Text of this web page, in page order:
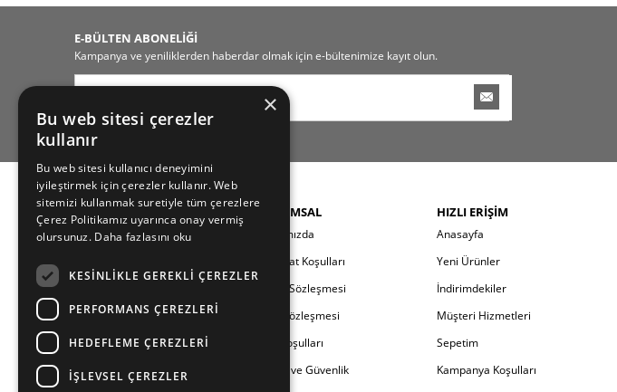
E-BÜLTEN ABONELİĞİ
Kampanya ve yeniliklerden haberdar olmak için e-bültenimize kayıt olun.
KATEGORILER
Yeni Sezon
Çocuk
Aile
Berland
KURUMSAL
Hakkımızda
Teslimat Koşulları
Üyelik Sözleşmesi
Satış Sözleşmesi
İade Koşulları
Gizlilik ve Güvenlik
HIZLI ERIŞIM
Anasayfa
Yeni Ürünler
İndirimdekiler
Müşteri Hizmetleri
Sepetim
Kampanya Koşulları
×
Bu web sitesi çerezler
kullanır
Bu web sitesi kullanıcı deneyimini
iyileştirmek için çerezler kullanır. Web
sitemizi kullanmak suretiyle tüm çerezlere
Çerez Politikamız uyarınca onay vermiş
olursunuz. Daha fazlasını oku
KESINLIKLE GEREKLI ÇEREZLER
PERFORMANS ÇEREZLERI
HEDEFLEME ÇEREZLERI
İŞLEVSEL ÇEREZLER